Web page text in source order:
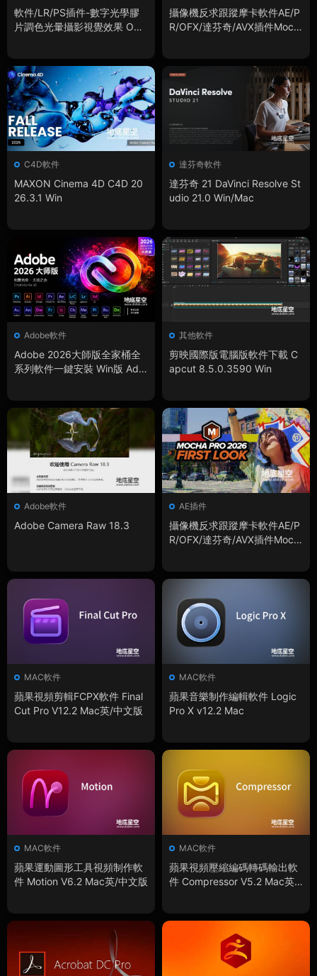
軟件/LR/PS插件-數字光學膠
片調色光暈攝影視覺效果 Opti
攝像機反求跟蹤摩卡軟件AE/P
R/OFX/達芬奇/AVX插件Moch
C4D軟件
MAXON Cinema 4D C4D 20
26.3.1 Win
達芬奇軟件
達芬奇 21 DaVinci Resolve St
udio 21.0 Win/Mac
Adobe軟件
Adobe 2026大師版全家桶全
系列軟件一鍵安裝 Win版 Ado
其他軟件
剪映國際版電腦版軟件下載 C
apcut 8.5.0.3590 Win
Adobe軟件
Adobe Camera Raw 18.3
AE插件
攝像機反求跟蹤摩卡軟件AE/P
R/OFX/達芬奇/AVX插件Moch
MAC軟件
蘋果視頻剪輯FCPX軟件 Final
Cut Pro V12.2 Mac英/中文版
MAC軟件
蘋果音樂制作編輯軟件 Logic
Pro X v12.2 Mac
MAC軟件
蘋果運動圖形工具視頻制作軟
件 Motion V6.2 Mac英/中文版
MAC軟件
蘋果視頻壓縮編碼轉碼輸出軟
件 Compressor V5.2 Mac英/